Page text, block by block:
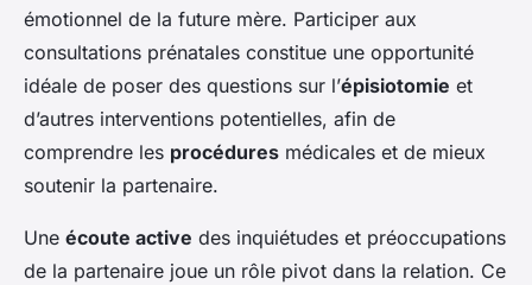
émotionnel de la future mère. Participer aux
consultations prénatales constitue une opportunité
idéale de poser des questions sur l’épisiotomie et
d’autres interventions potentielles, afin de
comprendre les procédures médicales et de mieux
soutenir la partenaire.
Une écoute active des inquiétudes et préoccupations
de la partenaire joue un rôle pivot dans la relation. Ce